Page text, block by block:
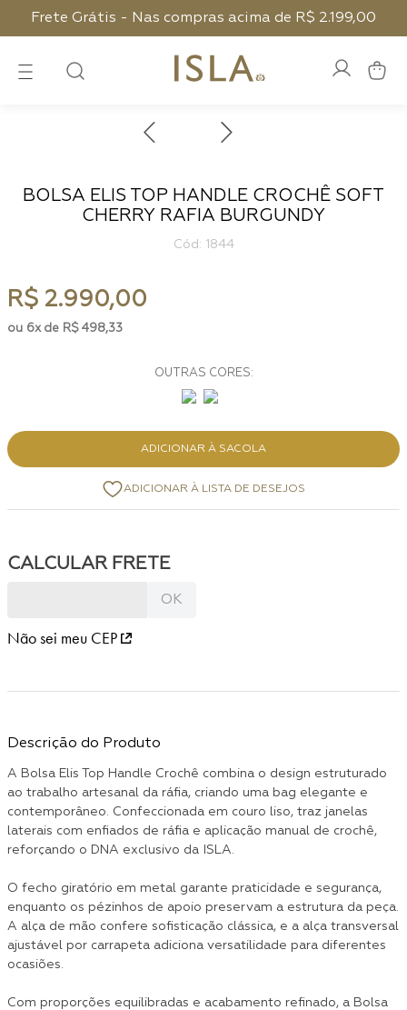
Frete Grátis - Nas compras acima de R$ 2.199,00
BOLSA ELIS TOP HANDLE CROCHÊ SOFT
CHERRY RAFIA BURGUNDY
: 1844
R$ 2.990,00
6 R$ 498,33
ADICIONAR À SACOLA
Não sei meu CEP
Descrição do Produto
A Bolsa Elis Top Handle Crochê combina o design estruturado
ao trabalho artesanal da ráfia, criando uma bag elegante e
contemporâneo. Confeccionada em couro liso, traz janelas
laterais com enfiados de ráfia e aplicação manual de crochê,
reforçando o DNA exclusivo da ISLA.
O fecho giratório em metal garante praticidade e segurança,
enquanto os pézinhos de apoio preservam a estrutura da peça.
A alça de mão confere sofisticação clássica, e a alça transversal
ajustável por carrapeta adiciona versatilidade para diferentes
ocasiões.
Com proporções equilibradas e acabamento refinado, a Bolsa